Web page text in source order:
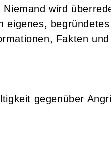
wird
Fakten
gegenüber